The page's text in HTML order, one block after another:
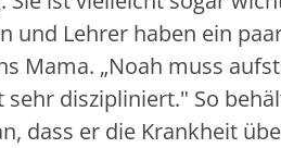
und Lehrer haben ein
Mama. „Noah muss
diszipliniert." So
dass er die Krankheit